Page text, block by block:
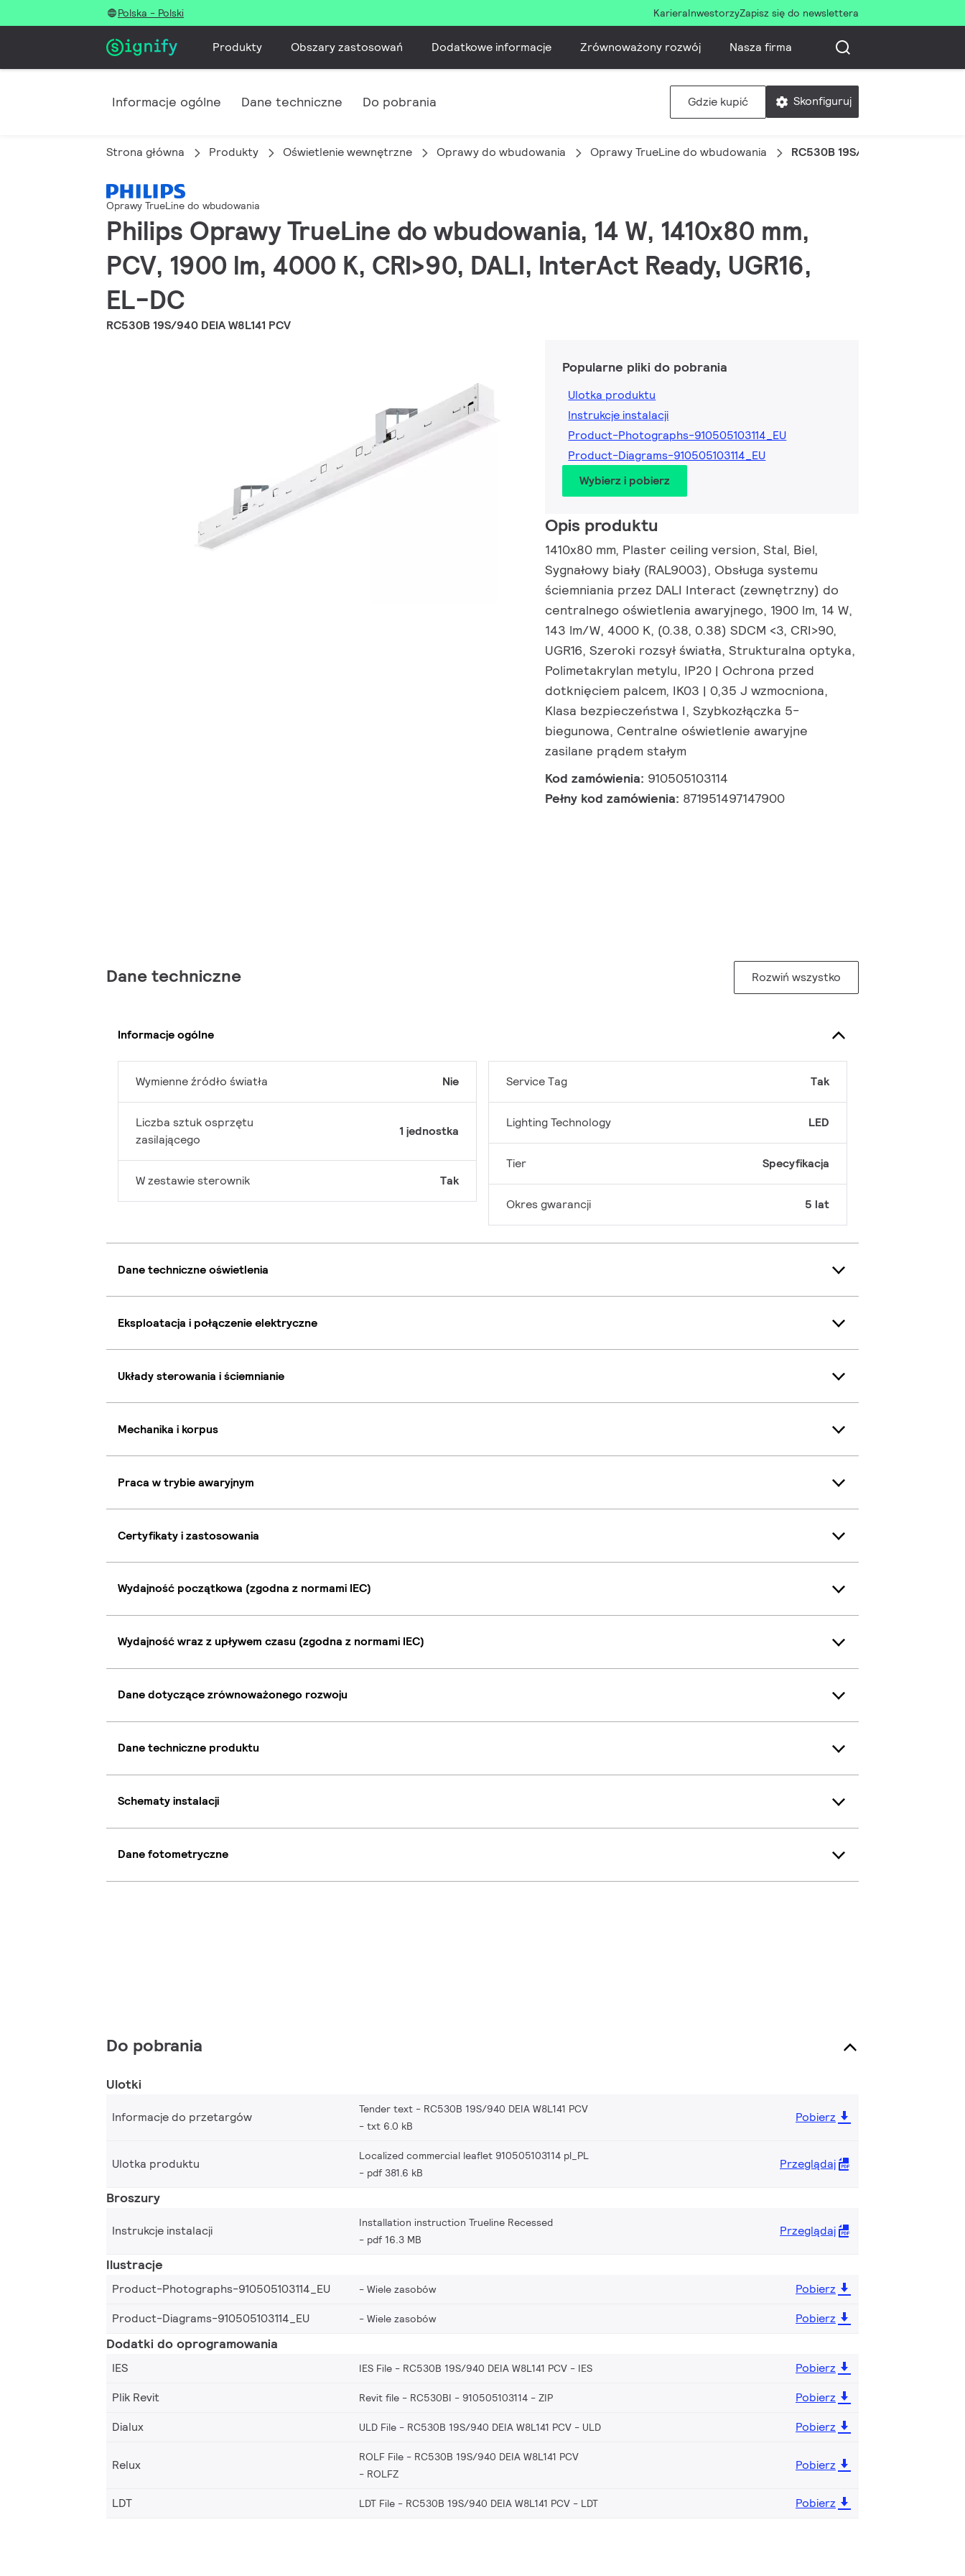
Polska - Polski KarieraInwestorzyZapisz się do newslettera
Produkty Obszary zastosowań Dodatkowe informacje Zrównoważony rozwój Nasza firma
Informacje ogólne Dane techniczne Do pobrania Gdzie kupić Skonfiguruj
Strona główna Produkty Oświetlenie wewnętrzne Oprawy do wbudowania Oprawy TrueLine do wbudowania RC530B 19S/940 DEIA W8L141
Oprawy TrueLine do wbudowania
Philips Oprawy TrueLine do wbudowania, 14 W, 1410x80 mm,
PCV, 1900 lm, 4000 K, CRI>90, DALI, InterAct Ready, UGR16,
EL-DC
RC530B 19S/940 DEIA W8L141 PCV
Popularne pliki do pobrania
Ulotka produktu
Instrukcje instalacji
Product-Photographs-910505103114_EU
Product-Diagrams-910505103114_EU
Wybierz i pobierz
Opis produktu
1410x80 mm, Plaster ceiling version, Stal, Biel,
Sygnałowy biały (RAL9003), Obsługa systemu
ściemniania przez DALI Interact (zewnętrzny) do
centralnego oświetlenia awaryjnego, 1900 lm, 14 W,
143 lm/W, 4000 K, (0.38, 0.38) SDCM <3, CRI>90,
UGR16, Szeroki rozsył światła, Strukturalna optyka,
Polimetakrylan metylu, IP20 | Ochrona przed
dotknięciem palcem, IK03 | 0,35 J wzmocniona,
Klasa bezpieczeństwa I, Szybkozłączka 5-
biegunowa, Centralne oświetlenie awaryjne
zasilane prądem stałym
Kod zamówienia: 910505103114
Pełny kod zamówienia: 871951497147900
Dane techniczne Rozwiń wszystko
Informacje ogólne
Wymienne źródło światła Nie
Liczba sztuk osprzętu
zasilającego
1 jednostka
W zestawie sterownik Tak
Service Tag Tak
Lighting Technology LED
Tier Specyfikacja
Okres gwarancji 5 lat
Dane techniczne oświetlenia
Eksploatacja i połączenie elektryczne
Układy sterowania i ściemnianie
Mechanika i korpus
Praca w trybie awaryjnym
Certyfikaty i zastosowania
Wydajność początkowa (zgodna z normami IEC)
Wydajność wraz z upływem czasu (zgodna z normami IEC)
Dane dotyczące zrównoważonego rozwoju
Dane techniczne produktu
Schematy instalacji
Dane fotometryczne
Do pobrania
Ulotki
Informacje do przetargów
Tender text - RC530B 19S/940 DEIA W8L141 PCV
txt 6.0 kB
Pobierz
Ulotka produktu
Localized commercial leaflet 910505103114 pl_PL
pdf 381.6 kB
Przeglądaj
Broszury
Instrukcje instalacji
Installation instruction Trueline Recessed
pdf 16.3 MB
Przeglądaj
Ilustracje
Product-Photographs-910505103114_EU Wiele zasobów
Pobierz
Product-Diagrams-910505103114_EU
Wiele zasobów Pobierz
Dodatki do oprogramowania
IES IES File - RC530B 19S/940 DEIA W8L141 PCV IES
Pobierz
Plik Revit
Revit file - RC530BI - 910505103114 ZIP
Pobierz
Dialux
ULD File - RC530B 19S/940 DEIA W8L141 PCV ULD Pobierz
Relux
ROLF File - RC530B 19S/940 DEIA W8L141 PCV
ROLFZ
Pobierz
LDT LDT File - RC530B 19S/940 DEIA W8L141 PCV LDT Pobierz